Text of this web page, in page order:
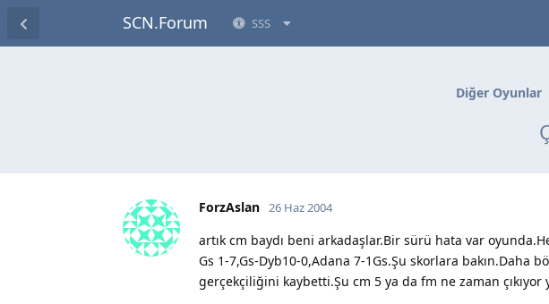
SCN.Forum SSS
Diğer Oyunlar
ForzAslan 26 Haz 2004
artık cm baydı beni arkadaşlar.Bir sürü hata var
Gs 1-7,Gs-Dyb10-0,Adana 7-1Gs.Şu skorlara bakın.Daha
gerçekçiliğini kaybetti.Şu cm 5 ya da fm ne zaman çıkıyor